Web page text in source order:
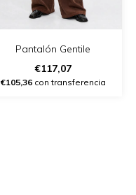
Pantalón Gentile
€117,07
€105,36con transferencia